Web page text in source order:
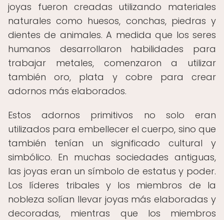
joyas fueron creadas utilizando materiales
naturales como huesos, conchas, piedras y
dientes de animales. A medida que los seres
humanos desarrollaron habilidades para
trabajar metales, comenzaron a utilizar
también oro, plata y cobre para crear
adornos más elaborados.
Estos adornos primitivos no solo eran
utilizados para embellecer el cuerpo, sino que
también tenían un significado cultural y
simbólico. En muchas sociedades antiguas,
las joyas eran un símbolo de estatus y poder.
Los líderes tribales y los miembros de la
nobleza solían llevar joyas más elaboradas y
decoradas, mientras que los miembros